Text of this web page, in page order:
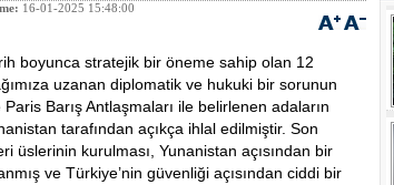
16-01-2025 15:48:00
boyunca stratejik bir öneme sahip olan 12
uzanan diplomatik ve hukuki bir sorunun
Barış Antlaşmaları ile belirlenen adaların
tarafından açıkça ihlal edilmiştir. Son
üslerinin kurulması, Yunanistan açısından bir
ve Türkiye’nin güvenliği açısından ciddi bir